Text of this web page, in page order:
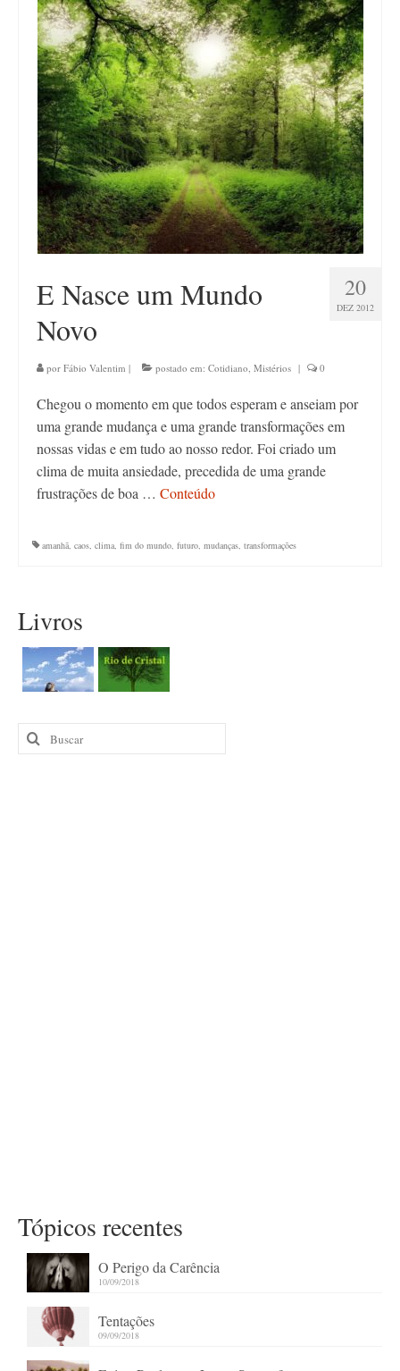
20
DEZ 2012
E Nasce um Mundo
Novo
por Fábio Valentim | postado em: Cotidiano, Mistérios | 0
Chegou o momento em que todos esperam e anseiam por
uma grande mudança e uma grande transformações em
nossas vidas e em tudo ao nosso redor. Foi criado um
clima de muita ansiedade, precedida de uma grande
frustrações de boa … Conteúdo
amanhã, caos, clima, fim do mundo, futuro, mudanças, transformações
Livros
Buscar
por:
Tópicos recentes
O Perigo da Carência
10/09/2018
Tentações
09/09/2018